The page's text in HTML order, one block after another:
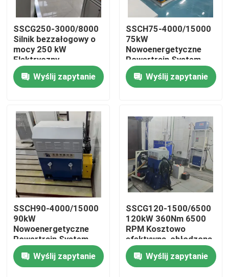
Produkty
O nas
Wycieczka po fabryce
Kontrola jakości
Skontaktuj się z nami
Aktualności
Sprawy
Dynamometr momentu obrotowego
SSCG250-3000/8000
Silnik bezzałogowy o
mocy 250 kW
Elektryczny
dynamometr
Wyślij zapytanie
SSCH75-4000/15000
75kW
Nowoenergetyczne
Powertrain System
Test Performance
BenchWyślij zapytanie
SSCH90-4000/15000
90kW
Nowoenergetyczne
Powertrain System
Test Performance
BenchWyślij zapytanie
SSCG120-1500/6500
120kW 360Nm 6500
RPM Kosztowo
efektywna, chłodzona
powietrzem ławka
badawcza silnika
benzynowego
Wyślij zapytanie